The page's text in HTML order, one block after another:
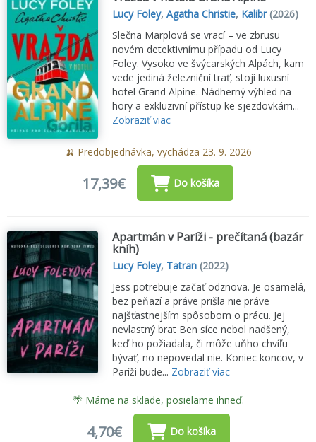
Lucy Foley,Agatha Christie, Kalibr(2026)
Slečna Marplová se vrací – ve zbrusu
novém detektivnímu případu od Lucy
Foley. Vysoko ve švýcarských Alpách, kam
vede jediná železniční trať, stojí luxusní
hotel Grand Alpine. Nádherný výhled na
hory a exkluzivní přístup ke sjezdovkám...
Zobraziť viac
🍌 Predobjednávka, vychádza 23. 9. 2026
17,39€ Do košíka
Apartmán v Paríži - prečítaná (bazár
kníh)
Lucy Foley, Tatran (2022)
Jess potrebuje začať odznova. Je osamelá,
bez peňazí a práve prišla nie práve
najšťastnejším spôsobom o prácu. Jej
nevlastný brat Ben síce nebol nadšený,
keď ho požiadala, či môže uňho chvíľu
bývať, no nepovedal nie. Koniec koncov, v
Paríži bude... Zobraziť viac
🌴 Máme na sklade, posielame ihneď.
4,70€ Do košíka